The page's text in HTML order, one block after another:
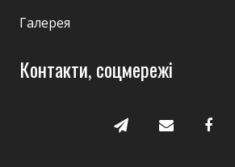
Галерея
Контакти, соцмережі